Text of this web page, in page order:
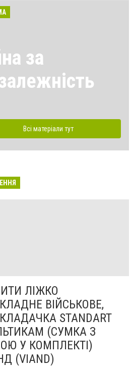
за
Всі матеріали тут
ЛІЖКО
ВІЙСЬКОВЕ,
STANDART
(СУМКА З
У КОМПЛЕКТІ)
(VIAND)